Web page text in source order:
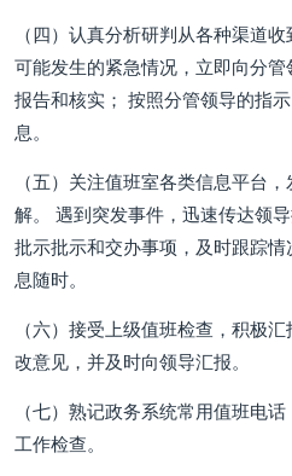
（四）认真分析研判从各种渠道
可能发生的紧急情况，立即向分
报告和核实； 按照分管领导的指
息。
（五）关注值班室各类信息平台
解。 遇到突发事件，迅速传达领
批示批示和交办事项，及时跟踪
息随时。
（六）接受上级值班检查，积极
改意见，并及时向领导汇报。
（七）熟记政务系统常用值班电
工作检查。